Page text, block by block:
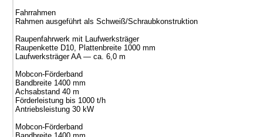
Fahrrahmen
Rahmen ausgeführt als Schweiß/Schraubkonstruktion
Raupenfahrwerk mit Laufwerksträger
Raupenkette D10, Plattenbreite 1000 mm
Laufwerksträger AA — ca. 6,0 m
Mobcon-Förderband
Bandbreite 1400 mm
Achsabstand 40 m
Förderleistung bis 1000 t/h
Antriebsleistung 30 kW
Mobcon-Förderband